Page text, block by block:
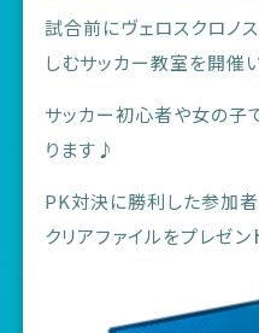
試合前にヴェロスクロノ
しむサッカー教室を開催
サッカー初心者や女の子
ります♪
PK対決に勝利した参加者
クリアファイルをプレゼン